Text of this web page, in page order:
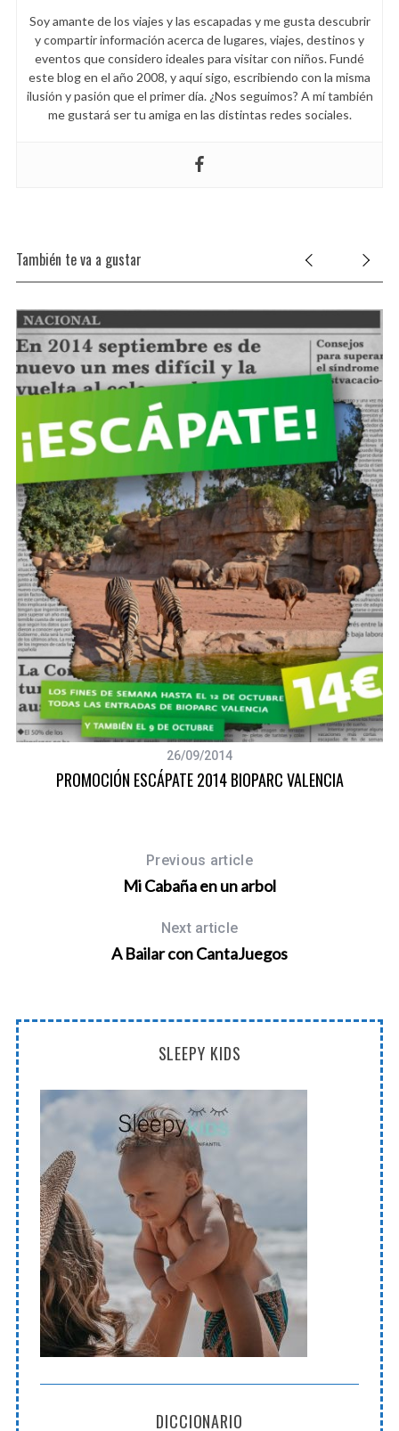
Soy amante de los viajes y las escapadas y me gusta descubrir
y compartir información acerca de lugares, viajes, destinos y
eventos que considero ideales para visitar con niños. Fundé
este blog en el año 2008, y aquí sigo, escribiendo con la misma
ilusión y pasión que el primer día. ¿Nos seguimos? A mí también
me gustará ser tu amiga en las distintas redes sociales.
También te va a gustar
26/09/2014
PROMOCIÓN ESCÁPATE 2014 BIOPARC VALENCIA
Previous article
Mi Cabaña en un arbol
Next article
A Bailar con CantaJuegos
SLEEPY KIDS
DICCIONARIO